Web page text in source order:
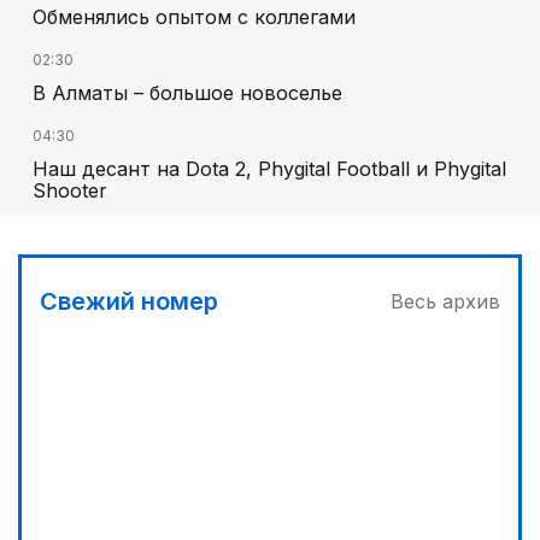
Обменялись опытом с коллегами
02:30
В Алматы – большое новоселье
04:30
Наш десант на Dota 2, Phygital Football и Phygital
Shooter
дела
Свежий номер Весь архив